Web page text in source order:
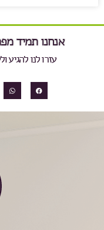
אנחנו תמיד
עזרו לנו להגיע